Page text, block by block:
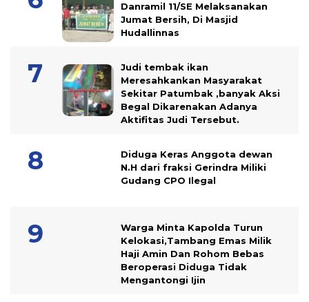
Danramil 11/SE Melaksanakan
Jumat Bersih, Di Masjid
Hudallinnas
Judi tembak ikan
Meresahkankan Masyarakat
Sekitar Patumbak ,banyak Aksi
Begal Dikarenakan Adanya
Aktifitas Judi Tersebut.
Diduga Keras Anggota dewan
N.H dari fraksi Gerindra Miliki
Gudang CPO Ilegal
Warga Minta Kapolda Turun
Kelokasi,Tambang Emas Milik
Haji Amin Dan Rohom Bebas
Beroperasi Diduga Tidak
Mengantongi Ijin